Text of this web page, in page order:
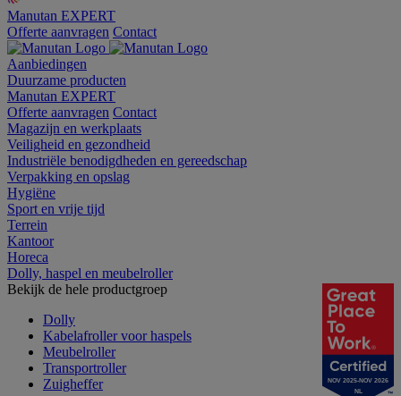
Manutan EXPERT
Offerte aanvragen Contact
Aanbiedingen
Duurzame producten
Manutan EXPERT
Offerte aanvragen Contact
Magazijn en werkplaats
Veiligheid en gezondheid
Industriële benodigdheden en gereedschap
Verpakking en opslag
Hygiëne
Sport en vrije tijd
Terrein
Kantoor
Horeca
Dolly, haspel en meubelroller
Bekijk de hele productgroep
Dolly
Kabelafroller voor haspels
Meubelroller
Transportroller
Zuigheffer
NOV 2025-NOV 2026
NL